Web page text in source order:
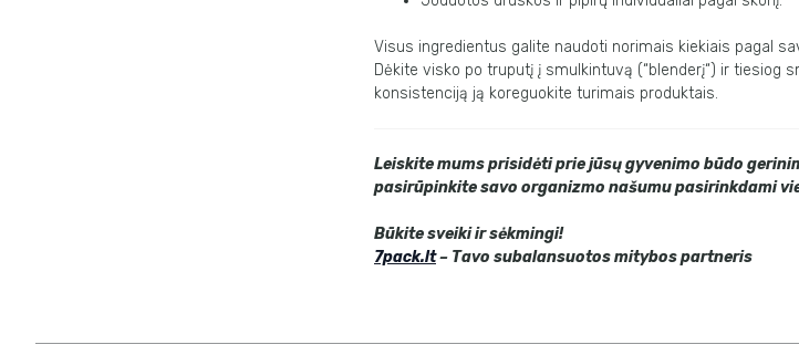
Visus ingredientus galite naudoti norimais kiekiais pagal
Dėkite visko po truputį į smulkintuvą (“blenderį“) ir tiesiog
konsistenciją ją koreguokite turimais produktais.
Leiskite mums prisidėti prie jūsų gyvenimo būdo
pasirūpinkite savo organizmo našumu pasirinkdami
Būkite sveiki ir sėkmingi!
7pack.lt– Tavo subalansuotos mitybos partneris